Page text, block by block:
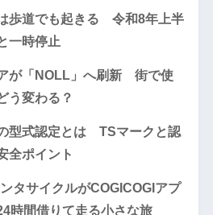
歩道でも起きる 令和8年上半
一時停止
が「NOLL」へ刷新 街で使
う変わる？
型式認定とは TSマークと認
全ポイント
タサイクルがCOGICOGIアプ
時間借りて走る小さな旅